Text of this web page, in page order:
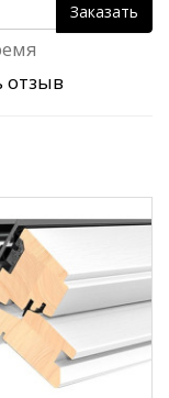
Заказать
отзыв